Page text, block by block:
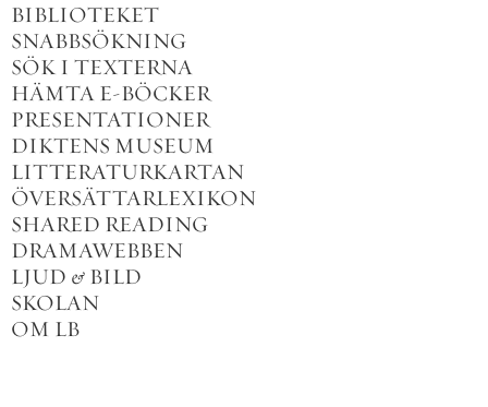
BIBLIOTEKET
SNABBSÖKNING
SÖK I TEXTERNA
HÄMTA E-BÖCKER
PRESENTATIONER
DIKTENS MUSEUM
LITTERATURKARTAN
ÖVERSÄTTARLEXIKON
SHARED READING
DRAMAWEBBEN
LJUD & BILD
SKOLAN
OM LB